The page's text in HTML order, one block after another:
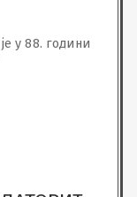
у 88. години